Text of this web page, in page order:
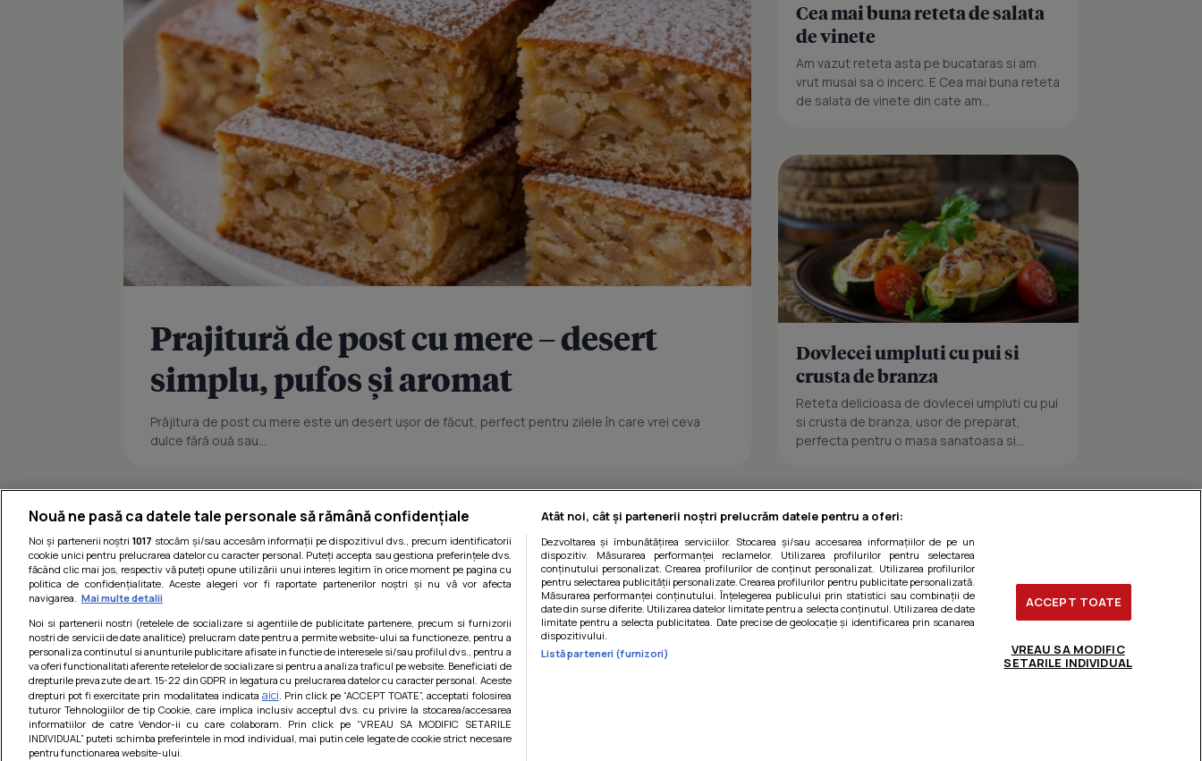
Prajitură de post cu mere – desert
simplu, pufos și aromat
Prăjitura de post cu mere este un desert ușor de făcut, perfect pentru zilele în care vrei ceva
dulce fără ouă sau...
Cea mai buna reteta de salata
de vinete
Am vazut reteta asta pe bucataras si am
vrut musai sa o incerc. E Cea mai buna reteta
de salata de vinete din cate am...
Dovlecei umpluti cu pui si
crusta de branza
Reteta delicioasa de dovlecei umpluti cu pui
si crusta de branza, usor de preparat,
perfecta pentru o masa sanatoasa si...
Nouă ne pasă ca datele tale personale să rămână confidențiale
Noi și partenerii noștri1017 stocăm și/sau accesăm informații pe dispozitivul dvs., precum identificatorii
cookie unici pentru prelucrarea datelor cu caracter personal. Puteți accepta sau gestiona preferințele dvs.
făcând clic mai jos, respectiv vă puteți opune utilizării unui interes legitim în orice moment pe pagina cu
politica de confidențialitate. Aceste alegeri vor fi raportate partenerilor noștri și nu vă vor afecta
navigarea. Mai multe detalii
Noi si partenerii nostri (retelele de socializare si agentiile de publicitate partenere, precum si furnizorii
nostri de servicii de date analitice) prelucram date pentru a permite website-ului sa functioneze, pentru a
personaliza continutul si anunturile publicitare afisate in functie de interesele si/sau profilul dvs., pentru a
va oferi functionalitati aferente retelelor de socializare si pentru a analiza traficul pe website. Beneficiati de
drepturile prevazute de art. 15-22 din GDPR in legatura cu prelucrarea datelor cu caracter personal. Aceste
drepturi pot fi exercitate prin modalitatea indicata aici . Prin click pe “ACCEPT TOATE”, acceptati folosirea
tuturor Tehnologiilor de tip Cookie, care implica inclusiv acceptul dvs. cu privire la stocarea/accesarea
informatiilor de catre Vendor-ii cu care colaboram. Prin click pe “VREAU SA MODIFIC SETARILE
INDIVIDUAL” puteti schimba preferintele in mod individual, mai putin cele legate de cookie strict necesare
pentru functionarea website-ului.
Atât noi, cât și partenerii noștri prelucrăm datele pentru a oferi:
Dezvoltarea și îmbunătățirea serviciilor. Stocarea și/sau accesarea informațiilor de pe un
dispozitiv. Măsurarea performanței reclamelor. Utilizarea profilurilor pentru selectarea
conținutului personalizat. Crearea profilurilor de conținut personalizat. Utilizarea profilurilor
pentru selectarea publicității personalizate. Crearea profilurilor pentru publicitate personalizată.
Măsurarea performanței conținutului. Înțelegerea publicului prin statistici sau combinații de
date din surse diferite. Utilizarea datelor limitate pentru a selecta conținutul. Utilizarea de date
limitate pentru a selecta publicitatea. Date precise de geolocație și identificarea prin scanarea
dispozitivului.
Listă parteneri (furnizori)
ACCEPT TOATE
VREAU SA MODIFIC
SETARILE INDIVIDUAL